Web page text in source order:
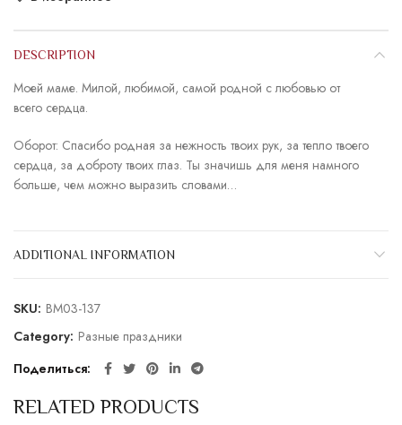
DESCRIPTION
Моей маме. Милой, любимой, самой родной с любовью от
всего сердца.
Оборот: Спасибо родная за нежность твоих рук, за тепло твоего
сердца, за доброту твоих глаз. Ты значишь для меня намного
больше, чем можно выразить словами…
ADDITIONAL INFORMATION
SKU: BM03-137
Category: Разные праздники
Поделиться
RELATED PRODUCTS